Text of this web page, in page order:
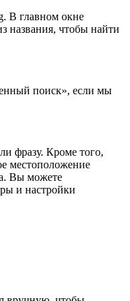
В главном окне
названия, чтобы найти
поиск», если мы
фразу. Кроме того,
местоположение
Вы можете
и настройки